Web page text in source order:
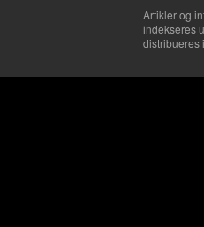
Artikler og
indekseres
distribueres